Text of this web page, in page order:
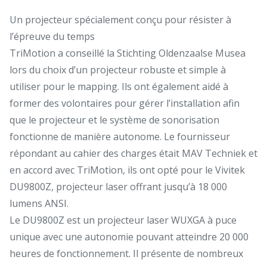
Un projecteur spécialement conçu pour résister à
l’épreuve du temps
TriMotion a conseillé la Stichting Oldenzaalse Musea
lors du choix d’un projecteur robuste et simple à
utiliser pour le mapping. Ils ont également aidé à
former des volontaires pour gérer l’installation afin
que le projecteur et le système de sonorisation
fonctionne de manière autonome. Le fournisseur
répondant au cahier des charges était MAV Techniek et
en accord avec TriMotion, ils ont opté pour le Vivitek
DU9800Z, projecteur laser offrant jusqu’à 18 000
lumens ANSI.
Le DU9800Z est un projecteur laser WUXGA à puce
unique avec une autonomie pouvant atteindre 20 000
heures de fonctionnement. Il présente de nombreux